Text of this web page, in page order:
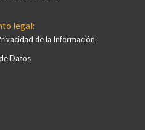
legal:
de la Información
Datos